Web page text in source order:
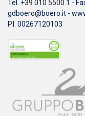
Tel. +39 010 5500.1 -
gdboero@boero.it -
P.I. 00267120103